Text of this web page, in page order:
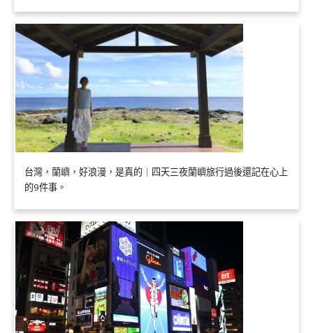
台灣，蘭嶼，好浪漫，是真的｜四天三夜蘭嶼旅行過後還記在心上
的9件事。